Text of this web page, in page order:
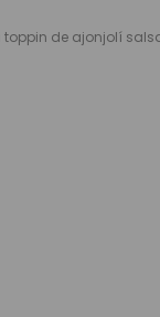
salsa mayo s